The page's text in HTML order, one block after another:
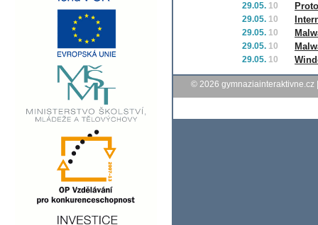
29.05. 10
29.05. 10
29.05. 10
29.05. 10
29.05. 10
© 2026 gymnaziainteraktivne.cz